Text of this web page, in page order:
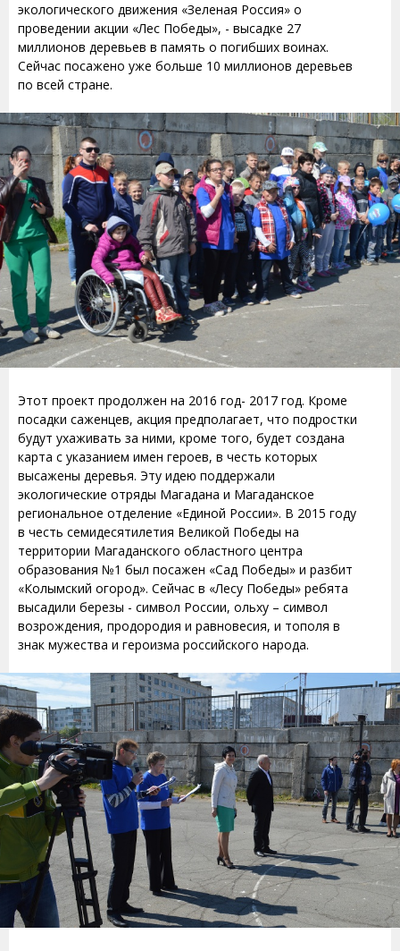
экологического движения «Зеленая Россия» о
проведении акции «Лес Победы», - высадке 27
миллионов деревьев в память о погибших воинах.
Сейчас посажено уже больше 10 миллионов деревьев
по всей стране.
Этот проект продолжен на 2016 год- 2017 год. Кроме
посадки саженцев, акция предполагает, что подростки
будут ухаживать за ними, кроме того, будет создана
карта с указанием имен героев, в честь которых
высажены деревья. Эту идею поддержали
экологические отряды Магадана и Магаданское
региональное отделение «Единой России». В 2015 году
в честь семидесятилетия Великой Победы на
территории Магаданского областного центра
образования №1 был посажен «Сад Победы» и разбит
«Колымский огород». Сейчас в «Лесу Победы» ребята
высадили березы - символ России, ольху – символ
возрождения, продородия и равновесия, и тополя в
знак мужества и героизма российского народа.